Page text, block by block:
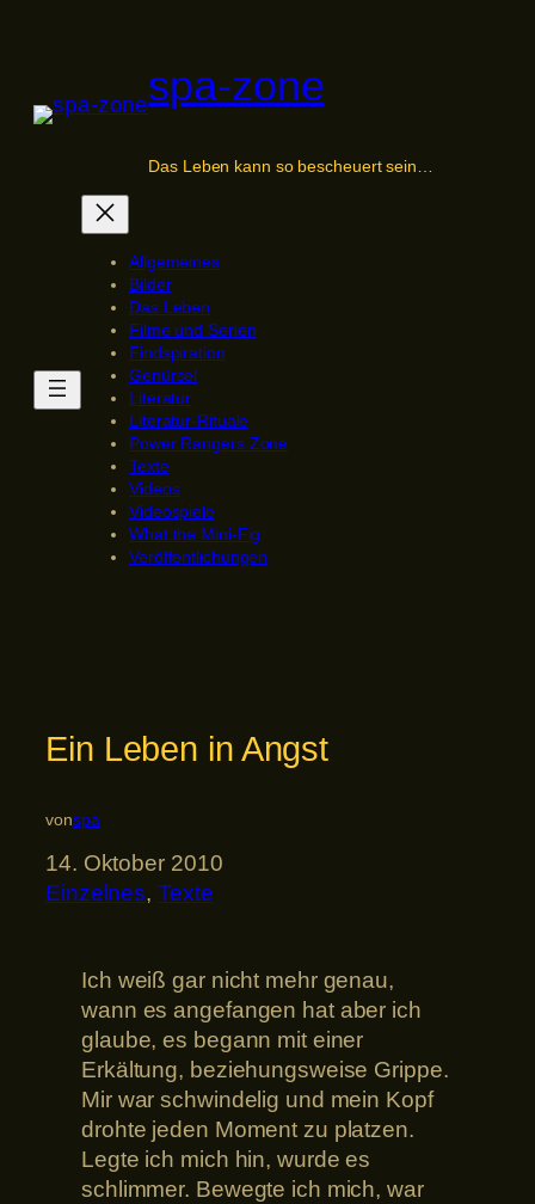
spa-zone
Das Leben kann so bescheuert sein…
Allgemeines
Bilder
Das Leben
Filme und Serien
Findspiration
Genürsel
Literatur
Literatur-Rituale
Power Rangers Zone
Texte
Videos
Videospiele
What the Mini-Fig
Veröffentlichungen
Ein Leben in Angst
vonspa
14. Oktober 2010
Einzelnes, Texte
Ich weiß gar nicht mehr genau,
wann es angefangen hat aber ich
glaube, es begann mit einer
Erkältung, beziehungsweise Grippe.
Mir war schwindelig und mein Kopf
drohte jeden Moment zu platzen.
Legte ich mich hin, wurde es
schlimmer. Bewegte ich mich, war